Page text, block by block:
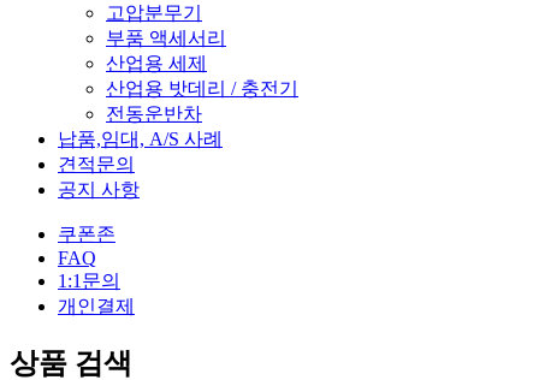
고압분무기
부품 액세서리
산업용 세제
산업용 밧데리 / 충전기
전동운반차
납품,임대, A/S 사례
견적문의
공지 사항
쿠폰존
FAQ
1:1문의
개인결제
상품 검색